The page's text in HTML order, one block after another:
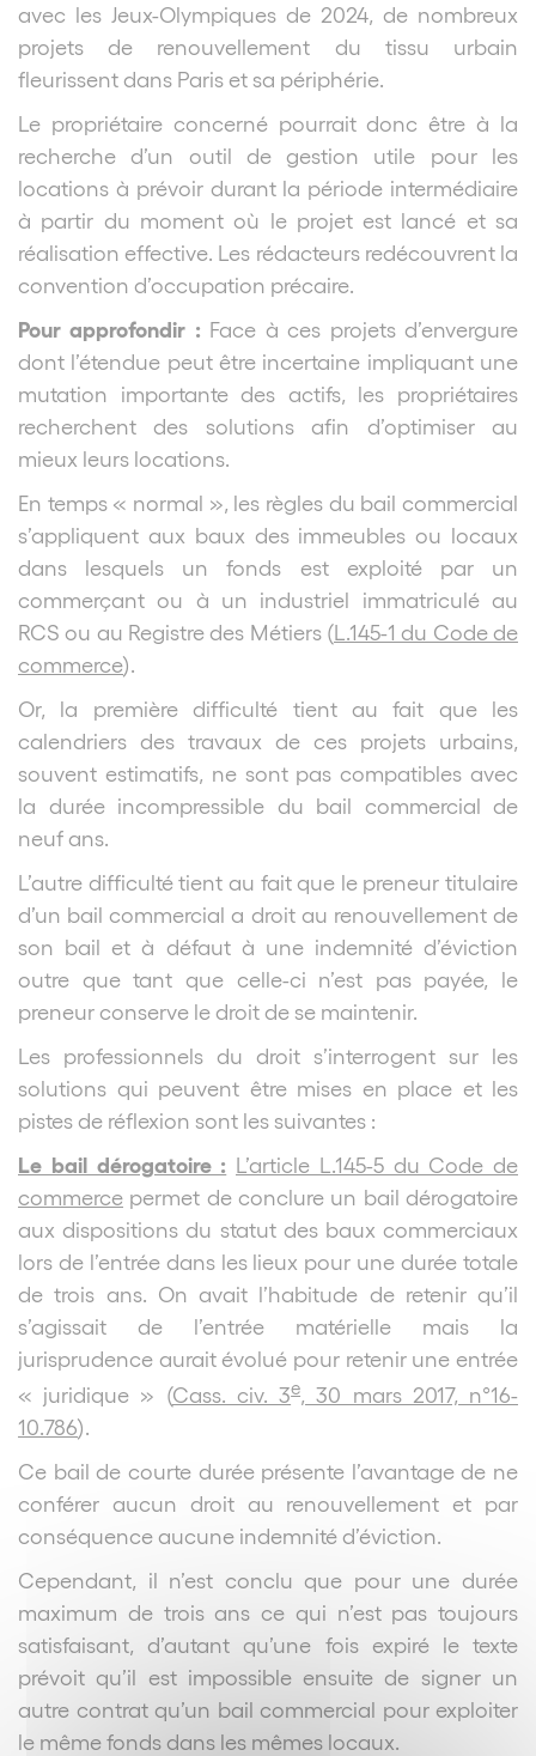
avec les Jeux-Olympiques de 2024, de nombreux
projets de renouvellement du tissu urbain
fleurissent dans Paris et sa périphérie.
Le propriétaire concerné pourrait donc être à la
recherche d’un outil de gestion utile pour les
locations à prévoir durant la période intermédiaire
à partir du moment où le projet est lancé et sa
réalisation effective. Les rédacteurs redécouvrent la
convention d’occupation précaire.
Pour approfondir : Face à ces projets d’envergure
dont l’étendue peut être incertaine impliquant une
mutation importante des actifs, les propriétaires
recherchent des solutions afin d’optimiser au
mieux leurs locations.
En temps « normal », les règles du bail commercial
s’appliquent aux baux des immeubles ou locaux
dans lesquels un fonds est exploité par un
commerçant ou à un industriel immatriculé au
RCS ou au Registre des Métiers (L.145-1 du Code de
commerce).
Or, la première difficulté tient au fait que les
calendriers des travaux de ces projets urbains,
souvent estimatifs, ne sont pas compatibles avec
la durée incompressible du bail commercial de
neuf ans.
L’autre difficulté tient au fait que le preneur titulaire
d’un bail commercial a droit au renouvellement de
son bail et à défaut à une indemnité d’éviction
outre que tant que celle-ci n’est pas payée, le
preneur conserve le droit de se maintenir.
Les professionnels du droit s’interrogent sur les
solutions qui peuvent être mises en place et les
pistes de réflexion sont les suivantes :
Le bail dérogatoire : L’article L.145-5 du Code de
commerce permet de conclure un bail dérogatoire
aux dispositions du statut des baux commerciaux
lors de l’entrée dans les lieux pour une durée totale
de trois ans. On avait l’habitude de retenir qu’il
s’agissait de l’entrée matérielle mais la
jurisprudence aurait évolué pour retenir une entrée
« juridique » (Cass. civ. 3e , 30 mars 2017, n°16-
10.786).
Ce bail de courte durée présente l’avantage de ne
conférer aucun droit au renouvellement et par
conséquence aucune indemnité d’éviction.
Cependant, il n’est conclu que pour une durée
maximum de trois ans ce qui n’est pas toujours
satisfaisant, d’autant qu’une fois expiré le texte
prévoit qu’il est impossible ensuite de signer un
autre contrat qu’un bail commercial pour exploiter
le même fonds dans les mêmes locaux.